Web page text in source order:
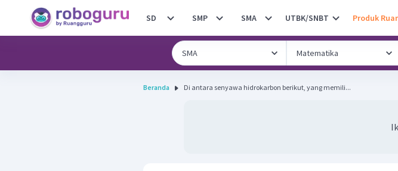
SD SMP SMA UTBK/SNBT Produk
Beranda Di antara senyawa hidrokarbon berikut, yang memili...